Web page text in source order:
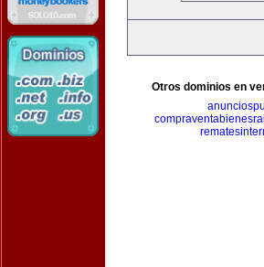
Otros dominios en